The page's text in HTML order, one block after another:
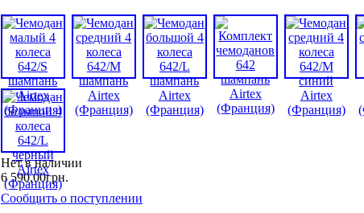
Нет в наличии
6 590,00грн.
Сообщить о поступлении